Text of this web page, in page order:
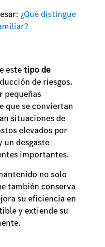
¿Qué distingue
estetipo de
de riesgos.
pequeñas
que se conviertan
situaciones de
elevados por
un desgaste
importantes.
no solo
también conserva
su eficiencia en
y extiende su